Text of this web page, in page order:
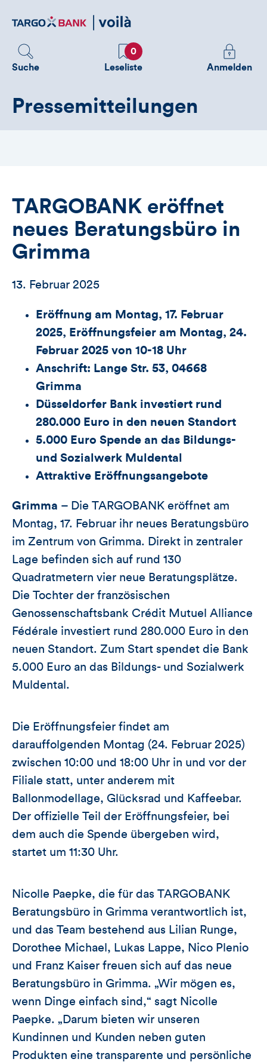
zum
Suche
Favoriten
0
Leseliste
Melden
Sie
Anmelden
Pressemitteilungen
TARGOBANK eröffnet
neues Beratungsbüro in
Grimma
13. Februar 2025
Eröffnung am Montag, 17. Februar
2025, Eröffnungsfeier am Montag, 24.
Februar 2025 von 10-18 Uhr
Anschrift: Lange Str. 53, 04668
Grimma
Düsseldorfer Bank investiert rund
280.000 Euro in den neuen Standort
5.000 Euro Spende an das Bildungs-
und Sozialwerk Muldental
Attraktive Eröffnungsangebote
Grimma – Die TARGOBANK eröffnet am
Montag, 17. Februar ihr neues Beratungsbüro
im Zentrum von Grimma. Direkt in zentraler
Lage befinden sich auf rund 130
Quadratmetern vier neue Beratungsplätze.
Die Tochter der französischen
Genossenschaftsbank Crédit Mutuel Alliance
Fédérale investiert rund 280.000 Euro in den
neuen Standort. Zum Start spendet die Bank
5.000 Euro an das Bildungs- und Sozialwerk
Muldental.
Die Eröffnungsfeier findet am
darauffolgenden Montag (24. Februar 2025)
zwischen 10:00 und 18:00 Uhr in und vor der
Filiale statt, unter anderem mit
Ballonmodellage, Glücksrad und Kaffeebar.
Der offizielle Teil der Eröffnungsfeier, bei
dem auch die Spende übergeben wird,
startet um 11:30 Uhr.
Nicolle Paepke, die für das TARGOBANK
Beratungsbüro in Grimma verantwortlich ist,
und das Team bestehend aus Lilian Runge,
Dorothee Michael, Lukas Lappe, Nico Plenio
und Franz Kaiser freuen sich auf das neue
Beratungsbüro in Grimma. „Wir mögen es,
wenn Dinge einfach sind,“ sagt Nicolle
Paepke. „Darum bieten wir unseren
Kundinnen und Kunden neben guten
Produkten eine transparente und persönliche